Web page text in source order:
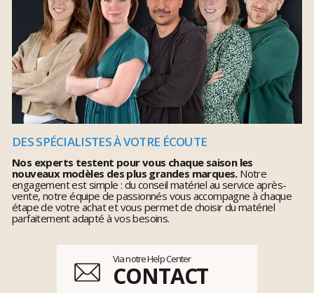
DES SPÉCIALISTES À VOTRE ÉCOUTE
Nos experts testent pour vous chaque saison les
nouveaux modèles des plus grandes marques.Notre
engagement est simple : du conseil matériel au service après-
vente, notre équipe de passionnés vous accompagne à chaque
étape de votre achat et vous permet de choisir du matériel
parfaitement adapté à vos besoins.
Via notre Help Center
CONTACT